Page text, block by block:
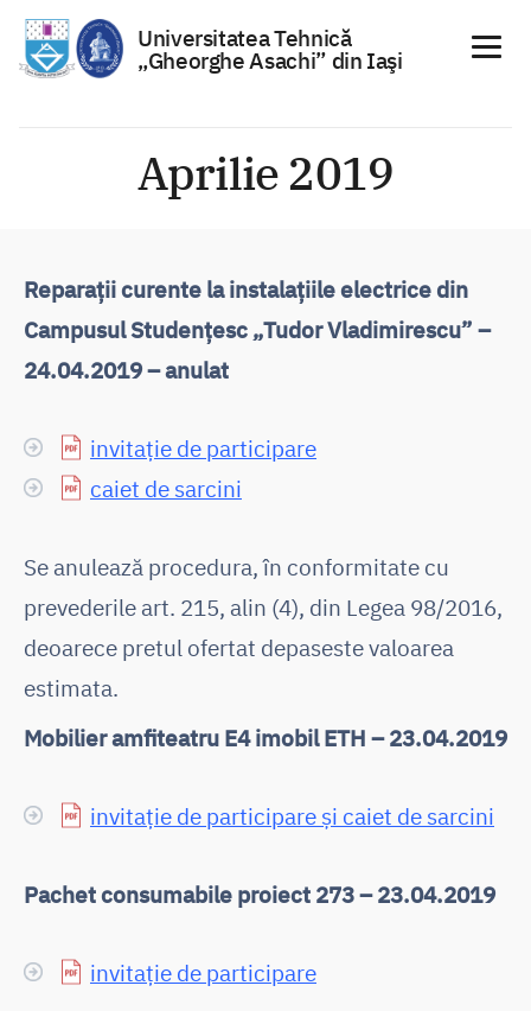
Universitatea Tehnică
„Gheorghe Asachi” din Iaşi
Aprilie 2019
Reparații curente la instalațiile electrice din
Campusul Studențesc „Tudor Vladimirescu” –
24.04.2019 – anulat
invitație de participare
caiet de sarcini
Se anulează procedura, în conformitate cu
prevederile art. 215, alin (4), din Legea 98/2016,
deoarece pretul ofertat depaseste valoarea
estimata.
Mobilier amfiteatru E4 imobil ETH – 23.04.2019
invitație de participare și caiet de sarcini
Pachet consumabile proiect 273 – 23.04.2019
invitație de participare